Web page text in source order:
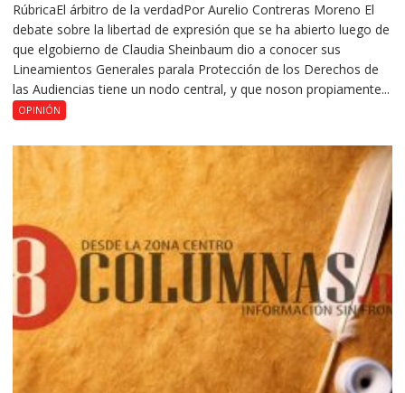
RúbricaEl árbitro de la verdadPor Aurelio Contreras Moreno El
debate sobre la libertad de expresión que se ha abierto luego de
que elgobierno de Claudia Sheinbaum dio a conocer sus
Lineamientos Generales parala Protección de los Derechos de
las Audiencias tiene un nodo central, y que noson propiamente...
OPINIÓN